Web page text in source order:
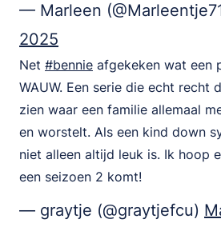
— Marleen
2025
Net #bennie afgekeken wat een
WAUW. Een serie die echt recht
zien waar een familie allemaal
en worstelt. Als een kind down
niet alleen altijd leuk is. Ik hoop
een seizoen 2 komt!
— graytje (@graytjefcu)